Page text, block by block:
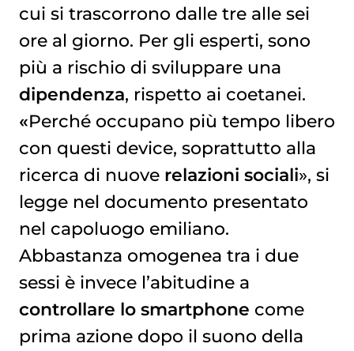
cui si trascorrono dalle tre alle sei
ore al giorno. Per gli esperti, sono
più a rischio di sviluppare una
dipendenza, rispetto ai coetanei.
«Perché occupano più tempo libero
con questi device, soprattutto alla
ricerca di nuove relazioni sociali», si
legge nel documento presentato
nel capoluogo emiliano.
Abbastanza omogenea tra i due
sessi è invece l’abitudine a
controllare lo smartphone come
prima azione dopo il suono della